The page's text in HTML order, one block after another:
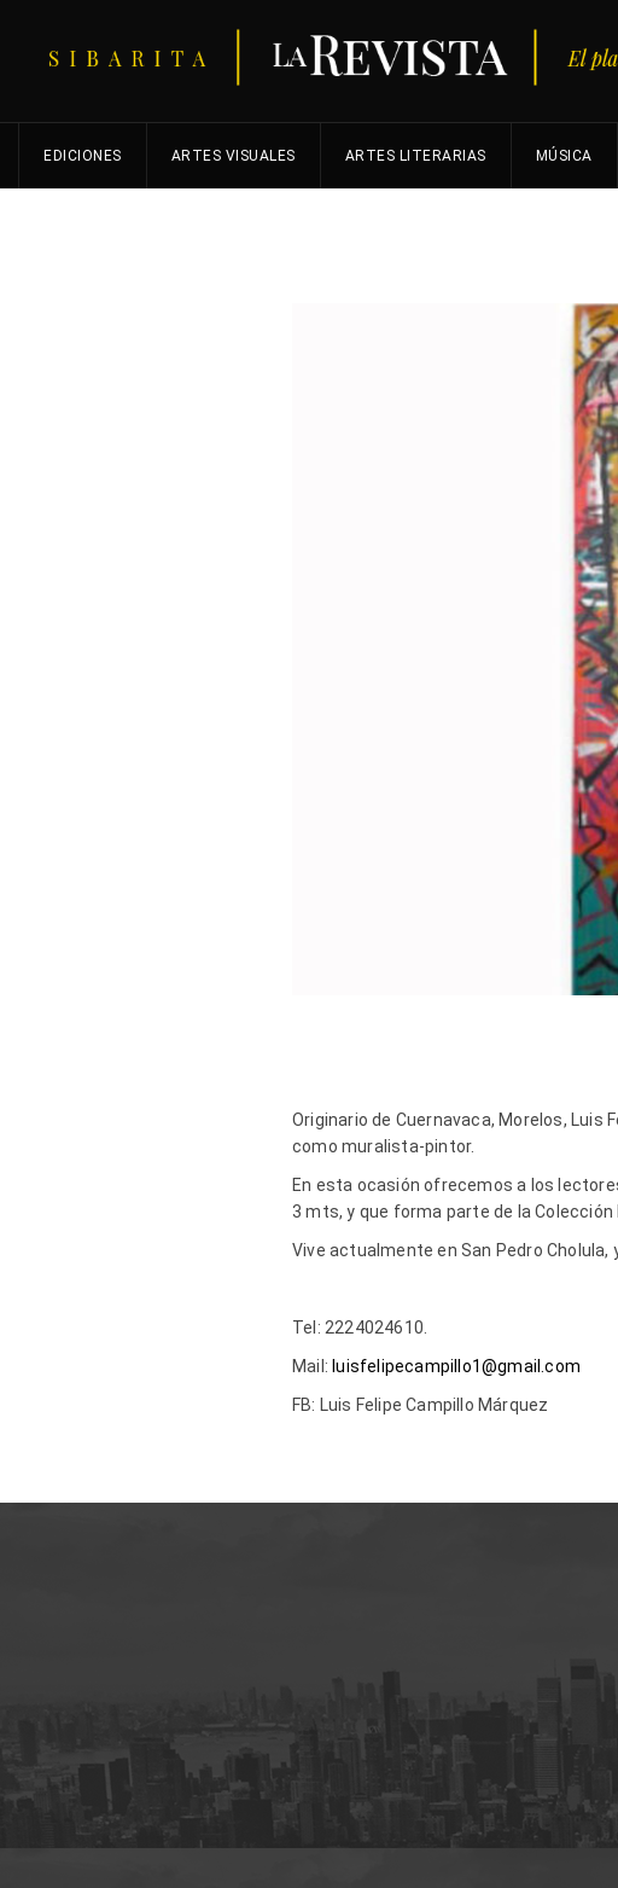
EDICIONES ARTES VISUALES ARTES LITERARIAS MÚSICA
Originario de Cuernavaca, Morelos, Luis
como muralista-pintor.
En esta ocasión ofrecemos a los
3 mts, y que forma parte de la Colección
Vive actualmente en San Pedro
Tel: 2224024610.
Mail: luisfelipecampillo1@gmail.com
FB: Luis Felipe Campillo Márquez